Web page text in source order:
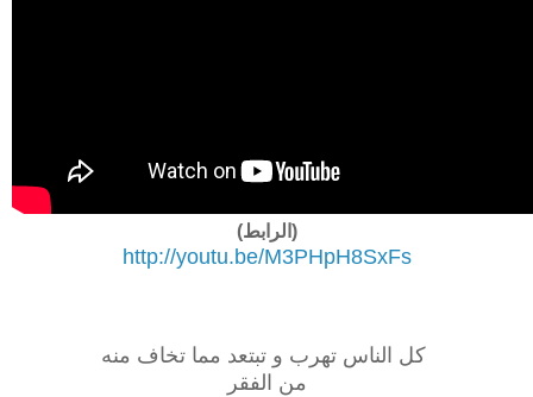
(الرابط)
http://youtu.be/M3PHpH8SxFs
كل الناس تهرب و تبتعد مما تخاف منه
من الفقر